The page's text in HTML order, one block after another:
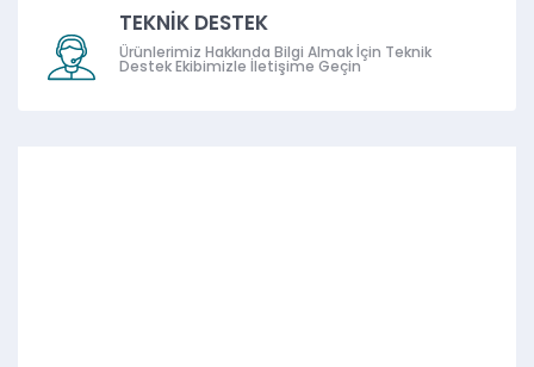
TEKNİK DESTEK
Ürünlerimiz Hakkında Bilgi Almak İçin Teknik
Destek Ekibimizle İletişime Geçin